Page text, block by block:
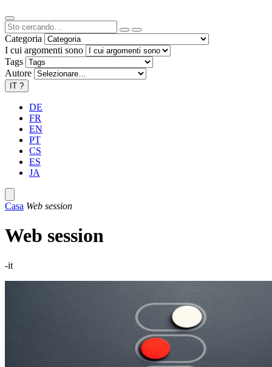
Categoria
I cui argomenti sono
Tags
Autore
IT ?
DE
FR
EN
PT
CS
ES
JA
Casa Web session
Web session
-it